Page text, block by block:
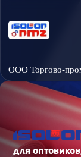
ООО Торгово-
для